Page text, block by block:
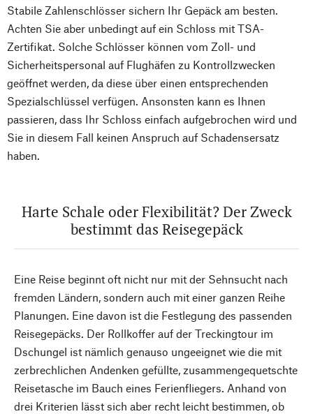
Stabile Zahlenschlösser sichern Ihr Gepäck am besten.
Achten Sie aber unbedingt auf ein Schloss mit TSA-
Zertifikat. Solche Schlösser können vom Zoll- und
Sicherheitspersonal auf Flughäfen zu Kontrollzwecken
geöffnet werden, da diese über einen entsprechenden
Spezialschlüssel verfügen. Ansonsten kann es Ihnen
passieren, dass Ihr Schloss einfach aufgebrochen wird und
Sie in diesem Fall keinen Anspruch auf Schadensersatz
haben.
Harte Schale oder Flexibilität? Der Zweck
bestimmt das Reisegepäck
Eine Reise beginnt oft nicht nur mit der Sehnsucht nach
fremden Ländern, sondern auch mit einer ganzen Reihe
Planungen. Eine davon ist die Festlegung des passenden
Reisegepäcks. Der Rollkoffer auf der Treckingtour im
Dschungel ist nämlich genauso ungeeignet wie die mit
zerbrechlichen Andenken gefüllte, zusammengequetschte
Reisetasche im Bauch eines Ferienfliegers. Anhand von
drei Kriterien lässt sich aber recht leicht bestimmen, ob